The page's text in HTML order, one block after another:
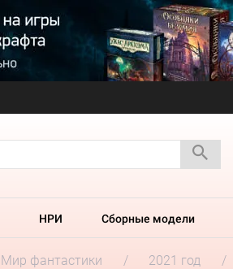
НРИ Сборные модели
Мир фантастики 2021 год